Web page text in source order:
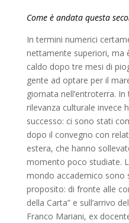
Come è andata questa
In termini numerici
nettamente superiori, ma
caldo dopo tre mesi di
gente ad optare per il
giornata nell’entroterra.
rilevanza culturale invece
successo: ci sono stati
dopo il convegno con
estera, che hanno
momento poco studiate.
mondo accademico sono
proposito: di fronte alle
della Carta” e sull’arrivo
Franco Mariani, ex